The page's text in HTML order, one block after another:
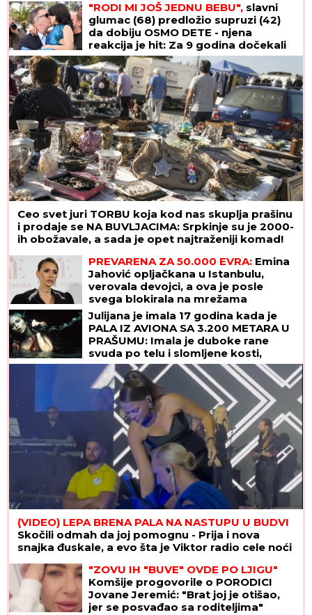
"RODI MI JOŠ JEDNU BEBU", slavni
glumac (68) predložio supruzi (42)
da dobiju OSMO DETE - njena
reakcija je hit: Za 9 godina dočekali
su 4 SINA I 3 ĆERKE, ali on ne želi da
se zaustavi
Ceo svet juri TORBU koja kod nas skuplja prašinu
i prodaje se NA BUVLJACIMA: Srpkinje su je 2000-
ih obožavale, a sada je opet najtraženiji komad!
PREVARENA ZA 50.000 EVRA: Emina
Jahović opljačkana u Istanbulu,
verovala devojci, a ova je posle
svega blokirala na mrežama
Julijana je imala 17 godina kada je
PALA IZ AVIONA SA 3.200 METARA U
PRAŠUMU: Imala je duboke rane
svuda po telu i slomljene kosti,
videla je MRTVU MAJKU, ali nije želela
da se preda
(VIDEO) LEPA BRENA PALA NA NASTUPU U BUDVI
Skočili odmah da joj pomognu - Prija i nova
snajka đuskale, a evo šta je Viktor radio cele noći
"ZOVU IH "BUVE" OVDE PO LJIGU"
Komšije progovorile o PORODICI
Jovane Jeremić: "Brat joj je otišao,
jer se posvađao sa roditeljima"